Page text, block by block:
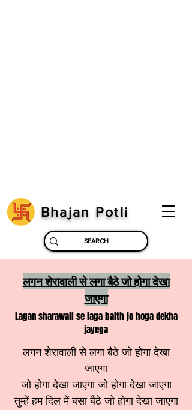
Bhajan Potli
लगन शेरावाली से लगा बैठे जो होगा देखा
जाएगा
Lagan sharawali se laga baith jo hoga dekha
jayega
लगन शेरावाली से लगा बैठे जो होगा देखा
जाएगा
जो होगा देखा जाएगा जो होगा देखा जाएगा
तुम्हें हम दिल में बसा बैठे जो होगा देखा जाएगा